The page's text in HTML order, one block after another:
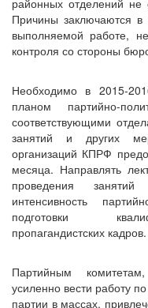
районных отделений не
Причины заключаются
выполняемой работе,
контроля со стороны
Необходимо в 2015-
планом партийно-
соответствующими
занятий и других
организаций КПРФ
месяца. Направлять
проведения
интенсивность
подготовки
пропагандистских кадров.
Партийным
усиленно вести работу
партии в массах,